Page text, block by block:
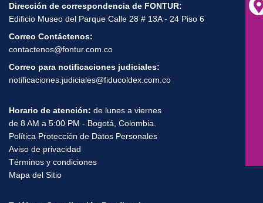
Dirección de correspondencia de FONTUR:
Edificio Museo del Parque Calle 28 # 13A - 24 Piso 6
Correo Contáctenos:
contactenos@fontur.com.co
Correo para notificaciones judiciales:
notificaciones.judiciales@fiducoldex.com.co
Horario de atención: de lunes a viernes
de 8 AM a 5:00 PM - Bogotá, Colombia.
Política Protección de Datos Personales
Aviso de privacidad
Términos y condiciones
Mapa del Sitio